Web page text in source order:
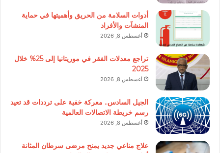
أدوات السلامة من الحريق وأهميتها في حماية
المنشآت والأفراد
أغسطس 8, 2026
تراجع معدلات الفقر في موريتانيا إلى 25% خلال
2025
أغسطس 8, 2026
الجيل السادس.. معركة خفية على ترددات قد تعيد
رسم خريطة الاتصالات العالمية
أغسطس 8, 2026
علاج مناعي جديد يمنح مرضى سرطان المثانة